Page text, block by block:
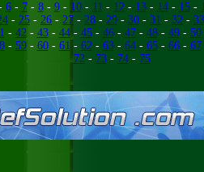
6- 7- 8- 9- 10- 11 - 12- 13- 14- 15-
- 25 - 26 - 27 - 28 - 29 - 30 - 31 - 32 - 33
- 42- 43- 44- 45- 46- 47- 48- 49- 50
- 59- 60- 61 - 62- 63- 64- 65- 66- 67
72- 73- 74- 75